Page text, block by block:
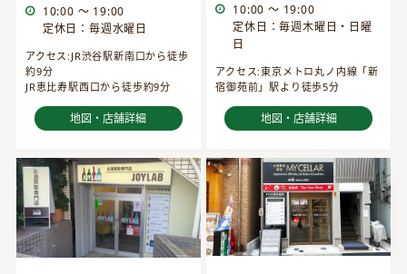
10:00 ～ 19:00
定休日：毎週水曜日
アクセス:JR渋谷駅新南口から徒歩
約9分
JR恵比寿駅西口から徒歩約9分
地図・店舗詳細
10:00 ～ 19:00
定休日：毎週木曜日・日曜
日
アクセス:東京メトロ丸ノ内線「新
宿御苑前」駅より徒歩5分
地図・店舗詳細